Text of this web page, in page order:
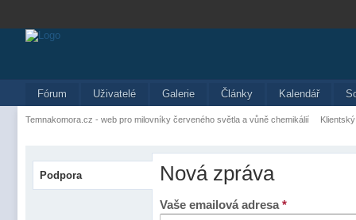
Fórum Uživatelé Galerie Články Kalendář
Temnakomora.cz - web pro milovníky červeného světla a vůně chemikálií
Podpora Nová zpráva
Vaše emailová adresa*